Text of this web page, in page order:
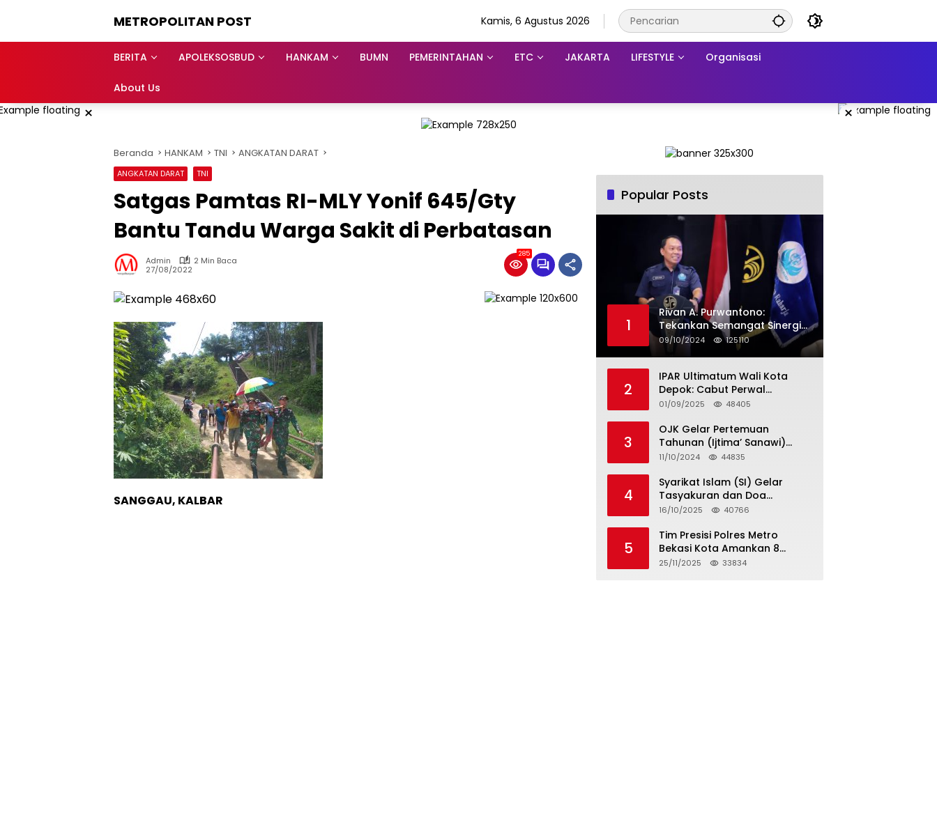
METROPOLITAN POST Kamis, 6 Agustus 2026
BERITA APOLEKSOSBUD HANKAM BUMN PEMERINTAHAN ETC JAKARTA LIFESTYLE Organisasi
About Us
× ×
Beranda HANKAM TNI ANGKATAN DARAT
ANGKATAN DARAT TNI
Satgas Pamtas RI-MLY Yonif 645/Gty
Bantu Tandu Warga Sakit di Perbatasan
Admin
2 Min Baca
27/08/2022
285
SANGGAU, KALBAR
Popular Posts
1
Rivan A. Purwantono:
Tekankan Semangat Sinergi
dan Kolaborasi dalam
Rakernas Serikat Pekerja Jasa
09/10/2024 125110
2
IPAR Ultimatum Wali Kota
Depok: Cabut Perwal
Tunjangan DPRD Rp40 Juta
Aksi Rakyat
01/09/2025 48405
3
OJK Gelar Pertemuan
Tahunan (Ijtima’ Sanawi)
Dewan Pengawas Syariah
11/10/2024 44835
4
Syarikat Islam (SI) Gelar
Tasyakuran dan Doa
Bersama Organisasi
16/10/2025 40766
5
Tim Presisi Polres Metro
Bekasi Kota Amankan 8
Remaja Diduga Hendak
25/11/2025 33834